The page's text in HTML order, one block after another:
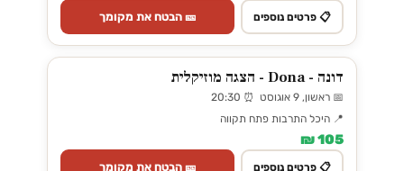
📋 פרטים נוספים 🎫 הבטח את מקומך
דונה - Dona - הצגה מוזיקלית
📅 ראשון, 9 אוגוסט ⏰ 20:30
📍 היכל התרבות פתח תקווה
105 ₪
📋 פרטים נוספים 🎫 הבטח את מקומך